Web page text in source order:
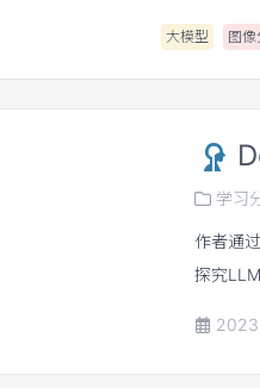
大模型 图像
学习
作者通
探究
扩大一
SOTA。